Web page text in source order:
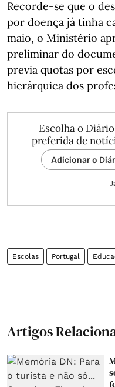
Recorde-se que o
por doença já tinha
maio, o Ministério
preliminar do
previa quotas por
hierárquica dos
Escolha o
preferida de
Adicionar o
Escolas Portugal
Artigos